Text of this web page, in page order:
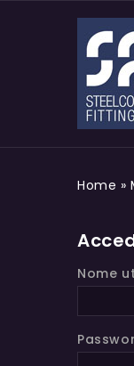
Home »
Nome